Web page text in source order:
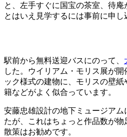
と、左手すぐに国宝の茶室、待庵
とはいえ見学するには事前に申し
駅前から無料送迎バスにのって、
した。ウイリアム・モリス展が
ック様式の建物に、モリスの壁
籍などがよく似合っています。
安藤忠雄設計の地下ミュージア
たが、これはちょっと作品数が物
散策はお勧めです。